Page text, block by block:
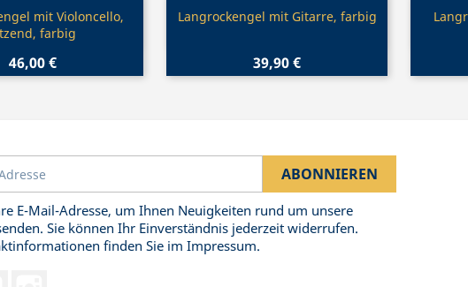
Vorschau
mit Violoncello,
farbig
46,00 €
Vorschau
Langrockengel mit Gitarre, farbig
39,90 €
E-Mail-Adresse, um Ihnen Neuigkeiten rund um unsere
Sie können Ihr Einverständnis jederzeit widerrufen.
finden Sie im Impressum.